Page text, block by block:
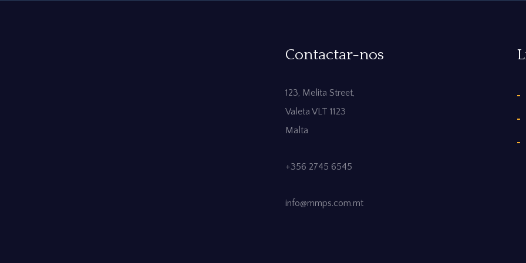
Contactar-nos
123, Melita Street,
Valeta VLT 1123
Malta
+356 2745 6545
info@mmps.com.mt